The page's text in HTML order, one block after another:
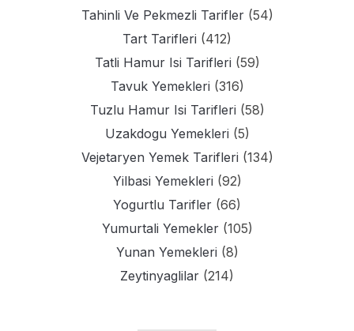
Tahinli Ve Pekmezli Tarifler(54)
Tart Tarifleri (412)
Tatli Hamur Isi Tarifleri (59)
Tavuk Yemekleri (316)
Tuzlu Hamur Isi Tarifleri (58)
Uzakdogu Yemekleri (5)
Vejetaryen Yemek Tarifleri (134)
Yilbasi Yemekleri (92)
Yogurtlu Tarifler (66)
Yumurtali Yemekler(105)
Yunan Yemekleri (8)
Zeytinyaglilar (214)